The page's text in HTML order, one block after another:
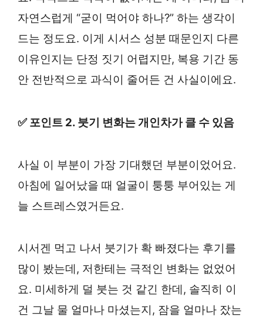
자연스럽게 “굳이 먹어야 하나?” 하는 생각이
드는 정도요. 이게 시서스 성분 때문인지 다른
이유인지는 단정 짓기 어렵지만, 복용 기간 동
안 전반적으로 과식이 줄어든 건 사실이에요.
✅ 포인트 2. 붓기 변화는 개인차가 클 수 있음
사실 이 부분이 가장 기대했던 부분이었어요.
아침에 일어났을 때 얼굴이 퉁퉁 부어있는 게
늘 스트레스였거든요.
시서겐 먹고 나서 붓기가 확 빠졌다는 후기를
많이 봤는데, 저한테는 극적인 변화는 없었어
요. 미세하게 덜 붓는 것 같긴 한데, 솔직히 이
건 그날 물 얼마나 마셨는지, 잠을 얼마나 잤는